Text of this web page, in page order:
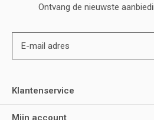
Ontvang de nieuwste
Klantenservice
Mijn account